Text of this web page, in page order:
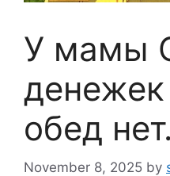
У мамы
обед
November 8, 2025 by